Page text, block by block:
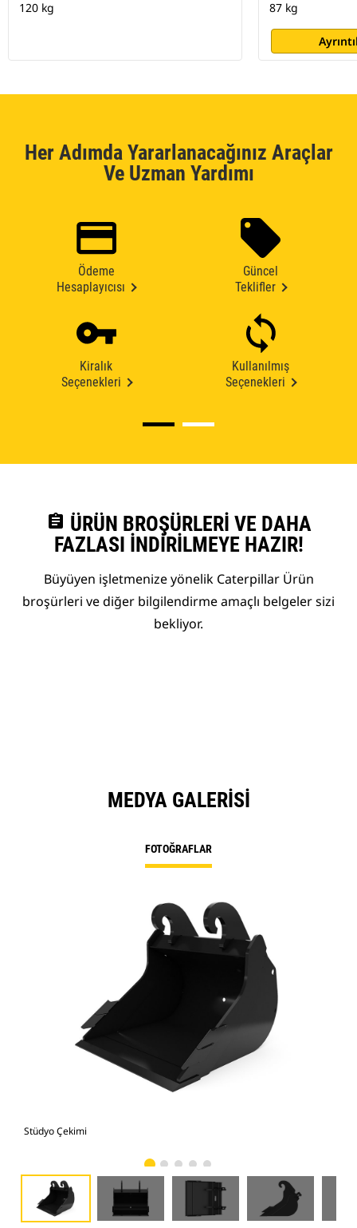
120 kg 87 kg
Her Adımda Yararlanacağınız Araçlar
Ve Uzman Yardımı
Ödeme
Hesaplayıcısı
Güncel
Teklifler
Kiralık
Seçenekleri
Kullanılmış
Seçenekleri
assignment ÜRÜN BROŞÜRLERI VE DAHA
FAZLASI İNDIRILMEYE HAZIR!
Büyüyen işletmenize yönelik Caterpillar Ürün
broşürleri ve diğer bilgilendirme amaçlı belgeler sizi
bekliyor.
MEDYA GALERISI
FOTOĞRAFLAR
Stüdyo Çekimi